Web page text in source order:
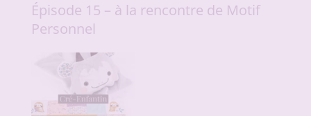
Épisode 15 – à la rencontre de Motif
Personnel